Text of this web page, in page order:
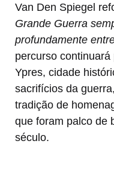
Van Den Spiegel
Grande Guerra
profundamente
percurso
Ypres, cidade
sacrifícios da
tradição de
que foram palco de
século.